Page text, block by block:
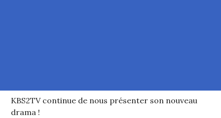
KBS2TV continue de nous présenter son nouveau
drama !